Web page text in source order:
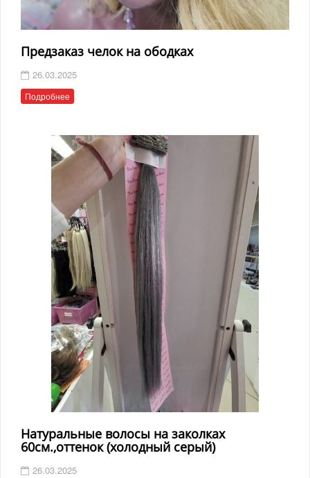
Предзаказ челок на ободках
26.03.2025
Подробнее
Натуральные волосы на заколках
60см.,оттенок (холодный серый)
26.03.2025